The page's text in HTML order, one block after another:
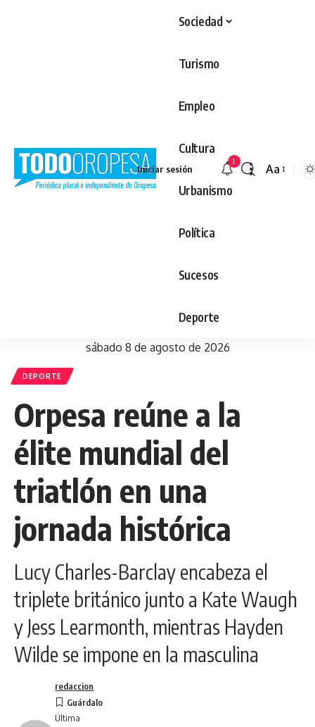
Sociedad
Turismo
Empleo
Cultura
Urbanismo
Política
Sucesos
Deporte
Iniciar sesión
1
Aa
sábado 8 de agosto de 2026
DEPORTE
Orpesa reúne a la
élite mundial del
triatlón en una
jornada histórica
Lucy Charles-Barclay encabeza el
triplete británico junto a Kate Waugh
y Jess Learmonth, mientras Hayden
Wilde se impone en la masculina
Última
redaccion